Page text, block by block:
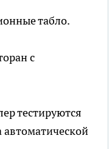
табло.
с
тестируются
автоматической